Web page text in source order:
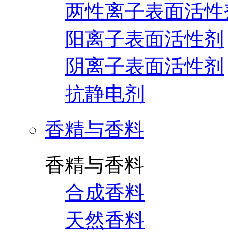
两性离子表面活
阳离子表面活性剂
阴离子表面活性剂
抗静电剂
香精与香料
香精与香料
合成香料
天然香料